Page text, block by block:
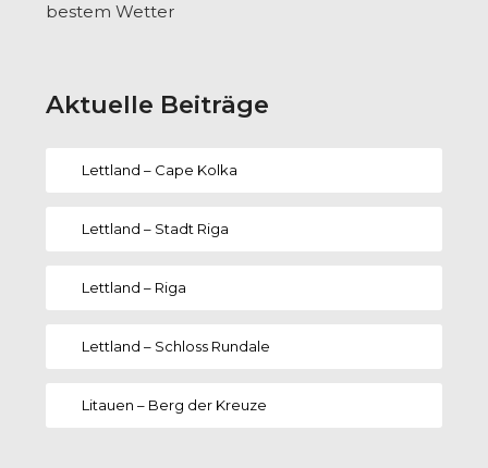
bestem Wetter
Aktuelle Beiträge
Lettland – Cape Kolka
Lettland – Stadt Riga
Lettland – Riga
Lettland – Schloss Rundale
Litauen – Berg der Kreuze